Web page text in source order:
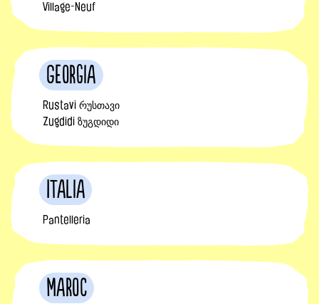
Village-Neuf
Georgia
Rustavi რუსთავი
Zugdidi ზუგდიდი
Italia
Pantelleria
Maroc